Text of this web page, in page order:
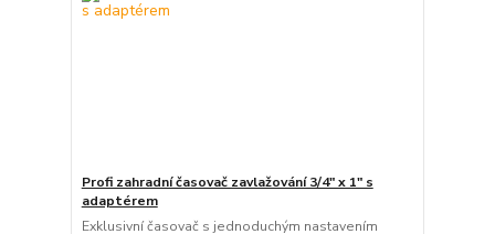
Profi zahradní časovač zavlažování 3/4" x 1" s
adaptérem
Exklusivní časovač s jednoduchým nastavením